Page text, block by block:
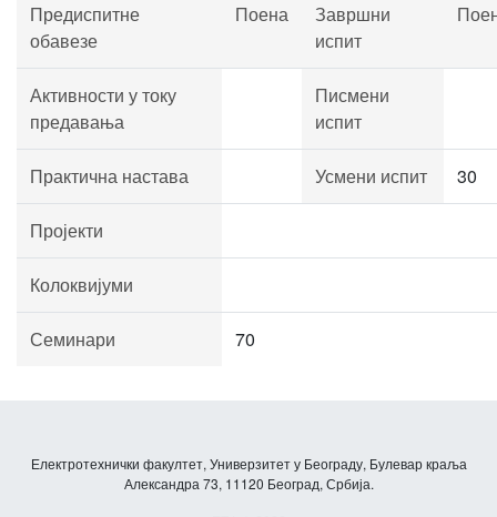
Предиспитне
обавезе
Поена
Завршни
испит
Активности у току
предавања
Писмени
испит
Практична настава Усмени испит 30
Пројекти
Колоквијуми
Семинари 70
Електротехнички факултет, Универзитет у Београду, Булевар краља
Александра 73, 11120 Београд, Србија.